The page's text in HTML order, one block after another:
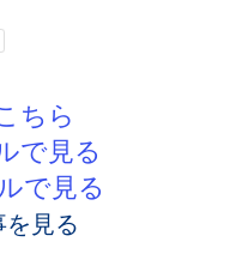
ちら
で見る
で見る
見る